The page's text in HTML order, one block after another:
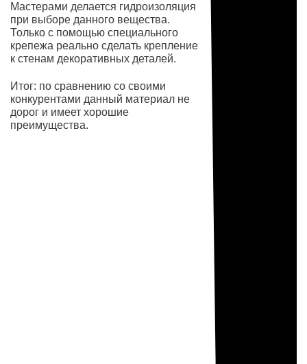
Мастерами делается гидроизоляция
при выборе данного вещества.
Только с помощью специального
крепежа реально сделать крепление
к стенам декоративных деталей.
Итог: по сравнению со своими
конкурентами данный материал не
дорог и имеет хорошие
преимущества.